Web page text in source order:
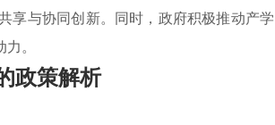
享与协同创新。同时，政府积极推动产学
。
政策解析